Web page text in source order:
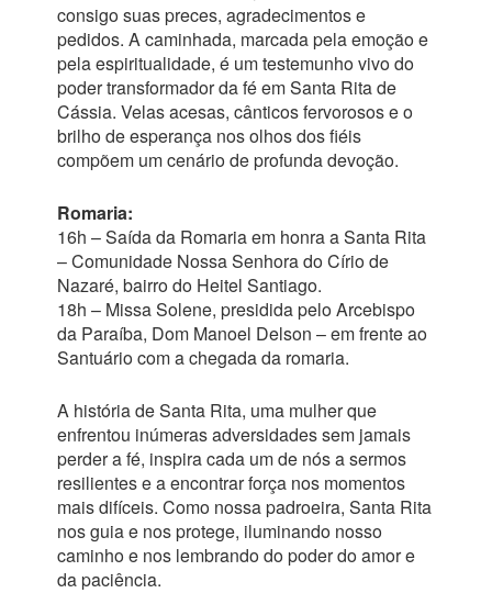
consigo suas preces, agradecimentos e
pedidos. A caminhada, marcada pela emoção e
pela espiritualidade, é um testemunho vivo do
poder transformador da fé em Santa Rita de
Cássia. Velas acesas, cânticos fervorosos e o
brilho de esperança nos olhos dos fiéis
compõem um cenário de profunda devoção.
Romaria:
16h – Saída da Romaria em honra a Santa Rita
– Comunidade Nossa Senhora do Círio de
Nazaré, bairro do Heitel Santiago.
18h – Missa Solene, presidida pelo Arcebispo
da Paraíba, Dom Manoel Delson – em frente ao
Santuário com a chegada da romaria.
A história de Santa Rita, uma mulher que
enfrentou inúmeras adversidades sem jamais
perder a fé, inspira cada um de nós a sermos
resilientes e a encontrar força nos momentos
mais difíceis. Como nossa padroeira, Santa Rita
nos guia e nos protege, iluminando nosso
caminho e nos lembrando do poder do amor e
da paciência.